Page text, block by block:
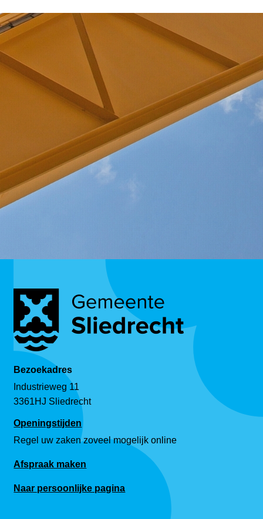
Bezoekadres
Industrieweg 11
3361HJ Sliedrecht
Openingstijden
Regel uw zaken zoveel mogelijk online
Afspraak maken
Naar persoonlijke pagina